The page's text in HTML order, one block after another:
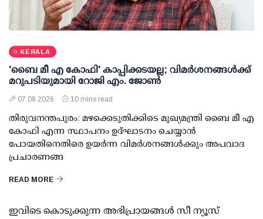
KERALA
'ബൈ മീ എ കോഫി' കാപ്പിക്കടയല്ല; വിമര്‍ശനങ്ങള്‍ക്ക്
മറുപടിയുമായി റോജി എം. ജോണ്‍
07 08 2026 10 mins read
തിരുവനന്തപുരം: മഴക്കെടുതിക്കിടെ മുഖ്യമന്ത്രി ബൈ മീ എ
കോഫി എന്ന സ്ഥാപനം ഉദ്ഘാടനം ചെയ്യാന്‍
പോയതിനെതിരെ ഉയര്‍ന്ന വിമര്‍ശനങ്ങള്‍ക്കും അപവാദ
പ്രചാരണങ്ങ
READ MORE
ഇവിടെ കൊടുക്കുന്ന അഭിപ്രായങ്ങള്‍ സീ ന്യൂസ്